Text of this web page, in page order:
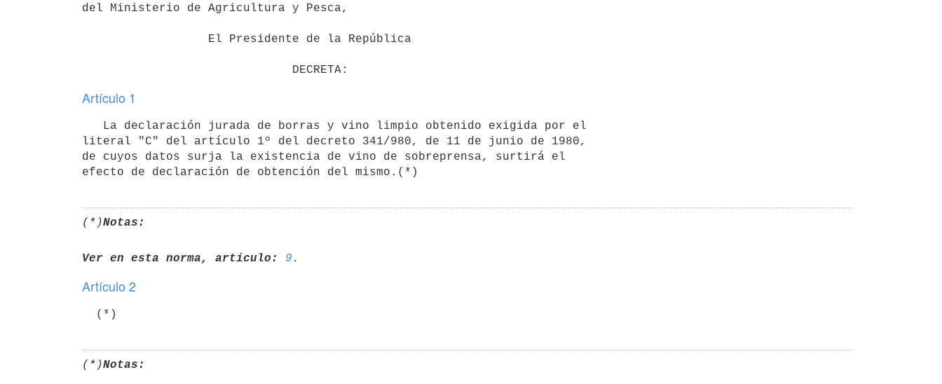
del Ministerio de Agricultura y Pesca,
Artículo 1
literal "C" del artículo 1º del decreto 341/980, de 11 de junio de 1980,
de cuyos datos surja la existencia de vino de sobreprensa, surtirá el
(*)Notas:
Ver en esta norma, artículo: 9
Artículo 2
(*)Notas: